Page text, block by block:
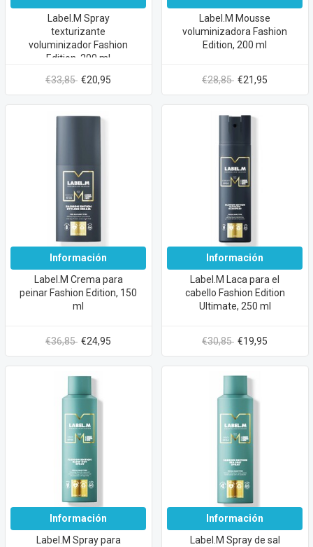
Label.M Spray
texturizante
voluminizador Fashion
Edition, 200 ml
€33,85 €20,95
Label.M Mousse
voluminizadora Fashion
Edition, 200 ml
€28,85 €21,95
Información
Label.M Crema para
peinar Fashion Edition, 150
ml
€36,85 €24,95
Información
Label.M Laca para el
cabello Fashion Edition
Ultimate, 250 ml
€30,85 €19,95
Información
Label.M Spray para
Información
Label.M Spray de sal